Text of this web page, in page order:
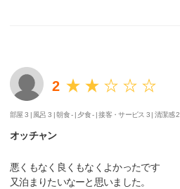
2
部屋 3 | 風呂 3 |朝食 - | 夕食 - |接客・サービス 3 |清潔感 2
オッチャン
悪くもなく良くもなくよかったです
又泊まりたいなーと思いました。